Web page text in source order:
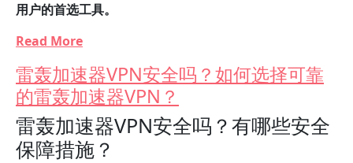
用户的首选工具。
Read More
雷轰加速器VPN安全吗？如何选择可靠
的雷轰加速器VPN？
雷轰加速器VPN安全吗？有哪些安全
保障措施？